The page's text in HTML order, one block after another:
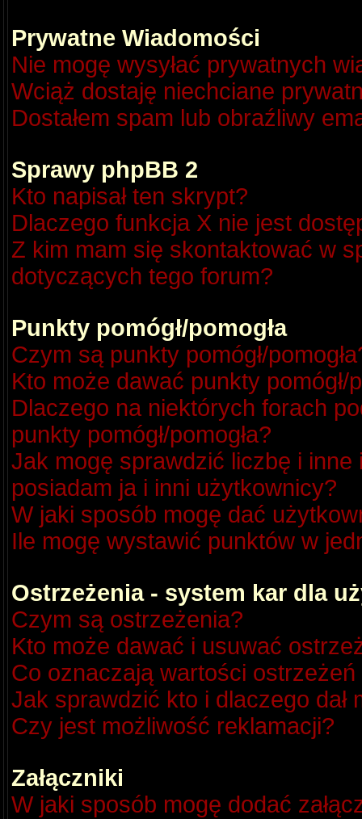
Prywatne Wiadomości
Nie mogę wysyłać prywatnych
Wciąż dostaję niechciane
Dostałem spam lub obraźliwy
Sprawy phpBB 2
Kto napisał ten skrypt?
Dlaczego funkcja X nie jest
Z kim mam się skontaktować w
dotyczących tego forum?
Punkty pomógł/pomogła
Czym są punkty pomógł/
Kto może dawać punkty pomógł/
Dlaczego na niektórych forach
punkty pomógł/pomogła?
Jak mogę sprawdzić liczbę i
posiadam ja i inni użytkownicy?
W jaki sposób mogę dać
Ile mogę wystawić punktów w
Ostrzeżenia - system kar dla
Czym są ostrzeżenia?
Kto może dawać i usuwać
Co oznaczają wartości
Jak sprawdzić kto i dlaczego dał
Czy jest możliwość reklamacji?
Załączniki
W jaki sposób mogę dodać